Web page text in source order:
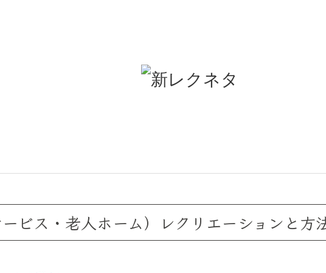
ビス・老人ホーム）レクリエーションと方